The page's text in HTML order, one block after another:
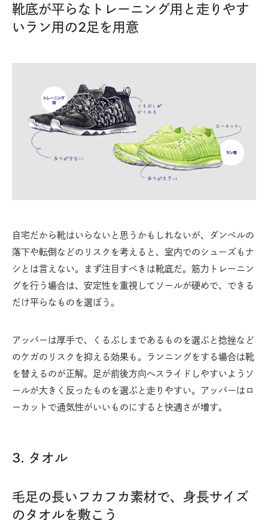
靴底が平らなトレーニング用と走りやす
いラン用の2足を用意
自宅だから靴はいらないと思うかもしれないが、ダンベルの
落下や転倒などのリスクを考えると、室内でのシューズもナ
シとは言えない。まず注目すべきは靴底だ。筋力トレーニン
グを行う場合は、安定性を重視してソールが硬めで、できる
だけ平らなものを選ぼう。
アッパーは厚手で、くるぶしまであるものを選ぶと捻挫など
のケガのリスクを抑える効果も。ランニングをする場合は靴
を替えるのが正解。足が前後方向へスライドしやすいようソ
ールが大きく反ったものを選ぶと走りやすい。アッパーはロ
ーカットで通気性がいいものにすると快適さが増す。
3. タオル
毛足の長いフカフカ素材で、身長サイズ
のタオルを敷こう